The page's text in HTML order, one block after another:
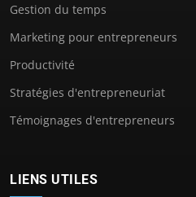
Gestion du temps
Marketing pour entrepreneurs
Productivité
Stratégies d'entrepreneuriat
Témoignages d'entrepreneurs
LIENS UTILES